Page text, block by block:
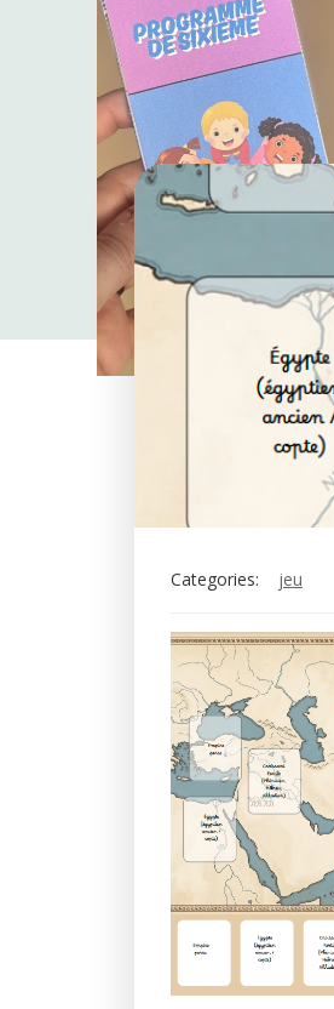
Categories: jeu